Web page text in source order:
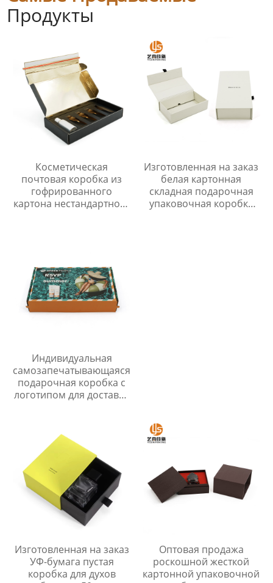
Продукты
Косметическая
почтовая коробка из
гофрированного
картона нестандартного
полосой
Изготовленная на заказ
белая картонная
складная подарочная
упаковочная коробка
Индивидуальная
самозапечатывающаяся
подарочная коробка с
логотипом для доставки
и косметики из
роскошной бумажной
упаковки
Изготовленная на заказ
УФ-бумага пустая
коробка для духов
Оптовая продажа
роскошной жесткой
картонной упаковочной